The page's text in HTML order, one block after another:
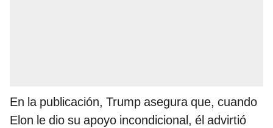
En la publicación, Trump asegura que, cuando
Elon le dio su apoyo incondicional, él advirtió